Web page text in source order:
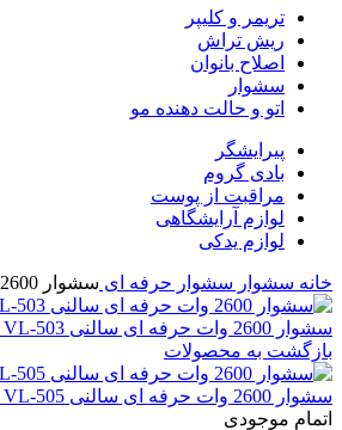
تریمر و کلیپر
ریش تراش
اصلاح بانوان
سشوار
اتو و حالت دهنده مو
پیرایشگر
بادی گروم
مراقبت از پوست
لوازم آرایشگاهی
لوازم یدکی
خانه سشوار سشوار حرفه ای سشوار 2600 وات حرفه ای سالنی VL-504
سشوار 2600 وات حرفه ای سالنی VL-503
بازگشت به محصولات
سشوار 2600 وات حرفه ای سالنی VL-505
اتمام موجودی